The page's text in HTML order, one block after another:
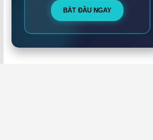
BẮT ĐẦU NGAY